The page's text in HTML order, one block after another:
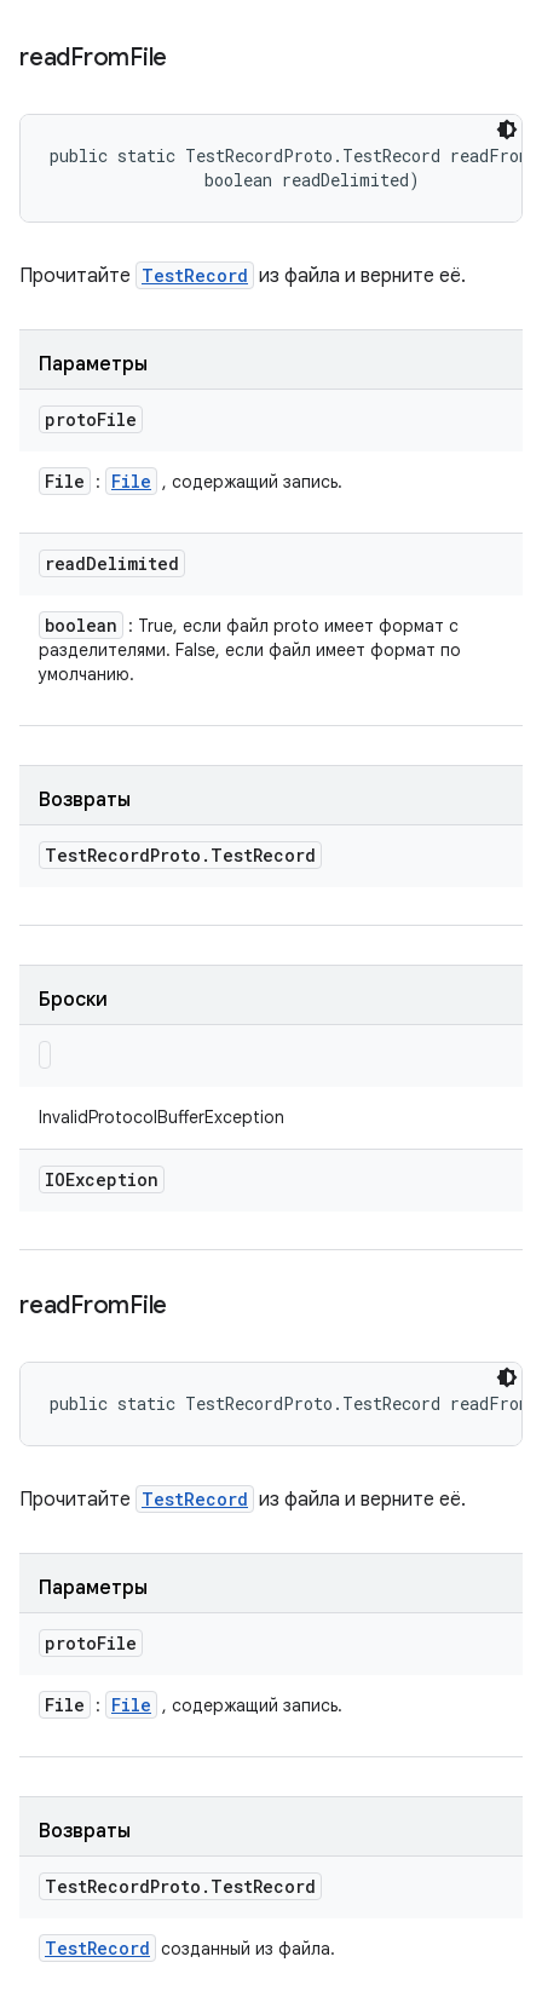
readFromFile
public static TestRecordProto.TestRecord
                boolean readDelimited)
Прочитайте TestRecord из файла и верните её.
Параметры
protoFile
File : File , содержащий запись.
readDelimited
boolean
: True, если файл proto имеет формат с
разделителями. False, если файл имеет формат по
умолчанию.
Возвраты
TestRecordProto . TestRecord
Броски
InvalidProtocolBufferException
IOException
readFromFile
public static TestRecordProto.TestRecord
Прочитайте TestRecord из файла и верните её.
Параметры
protoFile
File : File , содержащий запись.
Возвраты
TestRecordProto . TestRecord
TestRecord созданный из файла.